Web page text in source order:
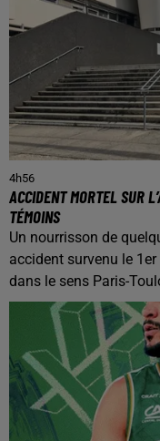
4h56
ACCIDENT MORTEL SUR
TÉMOINS
Un nourrisson de
accident survenu le
dans le sens Paris-